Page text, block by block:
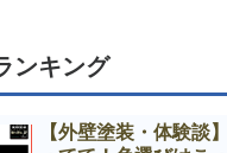
ンキング
【外壁塗装・体験談